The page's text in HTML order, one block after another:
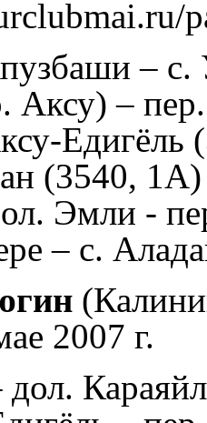
– с.
Аксу) –
Едигёль
(3540,
Эмли -
– с.
2007 г.
дол.